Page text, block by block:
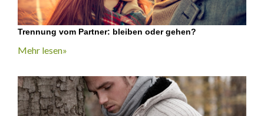
Trennung vom Partner: bleiben oder gehen?
Mehr lesen»